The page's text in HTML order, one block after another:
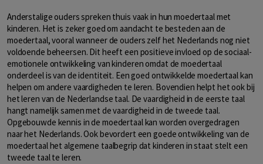
Anderstalige ouders spreken thuis vaak in hun moedertaal met
kinderen. Het is zeker goed om aandacht te besteden aan de
moedertaal, vooral wanneer de ouders zelf het Nederlands nog niet
voldoende beheersen. Dit heeft een positieve invloed op de sociaal-
emotionele ontwikkeling van kinderen omdat de moedertaal
onderdeel is van de identiteit. Een goed ontwikkelde moedertaal kan
helpen om andere vaardigheden te leren. Bovendien helpt het ook bij
het leren van de Nederlandse taal. De vaardigheid in de eerste taal
hangt namelijk samen met de vaardigheid in de tweede taal.
Opgebouwde kennis in de moedertaal kan worden overgedragen
naar het Nederlands. Ook bevordert een goede ontwikkeling van de
moedertaal het algemene taalbegrip dat kinderen in staat stelt een
tweede taal te leren.